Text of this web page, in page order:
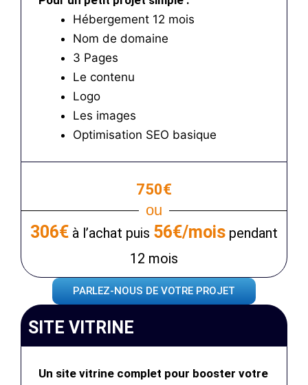
Hébergement 12 mois
Nom de domaine
3 Pages
Le contenu
Logo
Les images
Optimisation SEO basique
750€
ou
306€ à l’achat puis 56€/mois pendant
12 mois
PARLEZ-NOUS DE VOTRE PROJET
SITE VITRINE
Un site vitrine complet pour booster votre